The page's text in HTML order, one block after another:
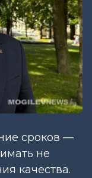
сроков —
не
качества.